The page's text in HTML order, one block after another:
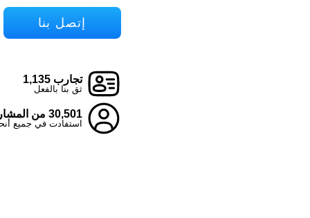
إتصل بنا
تجارب 1,135
ثق بنا بالفعل
30,501 من المشاركين
استفادت في جميع